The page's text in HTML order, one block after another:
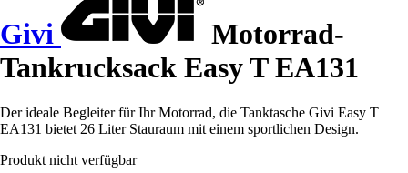
Givi
Motorrad-
Tankrucksack Easy T EA131
Der ideale Begleiter für Ihr Motorrad, die Tanktasche Givi Easy T
EA131 bietet 26 Liter Stauraum mit einem sportlichen Design.
Produkt nicht verfügbar